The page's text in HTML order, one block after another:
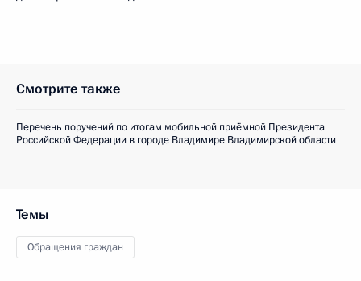
Смотрите также
Перечень поручений по итогам мобильной приёмной Президента
Российской Федерации в городе Владимире Владимирской области
Темы
Обращения граждан